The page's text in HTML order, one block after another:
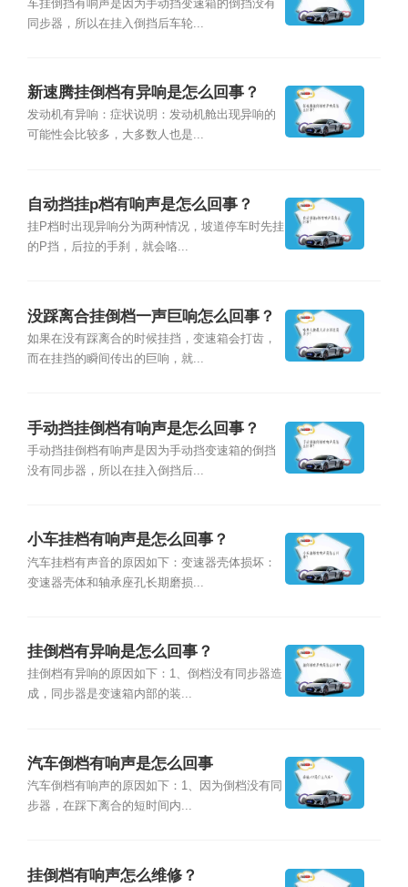
车挂倒挡有响声是因为手动挡变速箱的倒挡没有
同步器，所以在挂入倒挡后车轮...
新速腾挂倒档有异响是怎么回事？
发动机有异响：症状说明：发动机舱出现异响的
可能性会比较多，大多数人也是...
自动挡挂p档有响声是怎么回事？
挂P档时出现异响分为两种情况，坡道停车时先挂
的P挡，后拉的手刹，就会咯...
没踩离合挂倒档一声巨响怎么回事？
如果在没有踩离合的时候挂挡，变速箱会打齿，
而在挂挡的瞬间传出的巨响，就...
手动挡挂倒档有响声是怎么回事？
手动挡挂倒档有响声是因为手动挡变速箱的倒挡
没有同步器，所以在挂入倒挡后...
小车挂档有响声是怎么回事？
汽车挂档有声音的原因如下：变速器壳体损坏：
变速器壳体和轴承座孔长期磨损...
挂倒档有异响是怎么回事？
挂倒档有异响的原因如下：1、倒档没有同步器造
成，同步器是变速箱内部的装...
汽车倒档有响声是怎么回事
汽车倒档有响声的原因如下：1、因为倒档没有同
步器，在踩下离合的短时间内...
挂倒档有响声怎么维修？